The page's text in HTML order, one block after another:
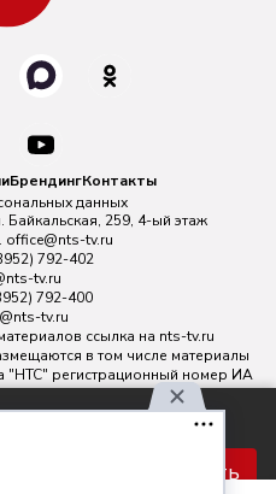
Принять
БрендингКонтакты
данных
Байкальская, 259, 4-ый этаж
office@nts-tv.ru
792-402
tv.ru
792-400
tv.ru
ссылка на nts-tv.ru
в том числе материалы
"НТС" регистрационный номер ИА
Федеральной службой по
технологий и массовых
Евгений Александрович
16+